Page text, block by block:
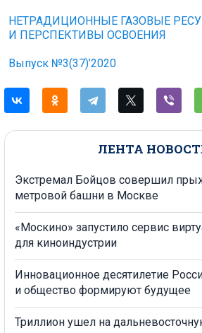
ЛЕНТА
Экстремал Бойцов совершил
метровой башни в Москве
«Москино» запустило сервис
для киноиндустрии
Инновационное десятилетие
и общество формируют будущее
Триллион ушел на
НЕТРАДИЦИОННЫЕ ГАЗОВЫЕ
И ПЕРСПЕКТИВЫ ОСВОЕНИЯ
Выпуск №3(37)’2020